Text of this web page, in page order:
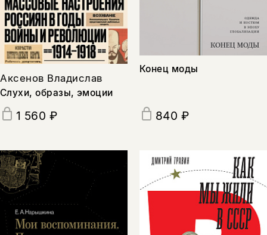
Аксенов Владислав
Слухи, образы, эмоции
1 560 ₽
Конец моды
840 ₽